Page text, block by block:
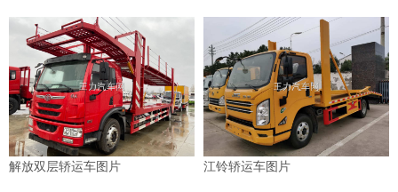
解放双层轿运车图片 江铃轿运车图片